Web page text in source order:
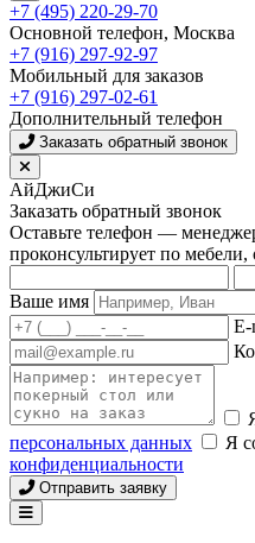
+7 (495) 220-29-70
Основной телефон, Москва
+7 (916) 297-92-97
Мобильный для заказов
+7 (916) 297-02-61
Дополнительный телефон
Заказать обратный звонок
АйДжиСи
Заказать обратный звонок
Оставьте телефон —
проконсультирует по
Ваше имя
E-
персональных данных
Я
конфиденциальности
Отправить заявку